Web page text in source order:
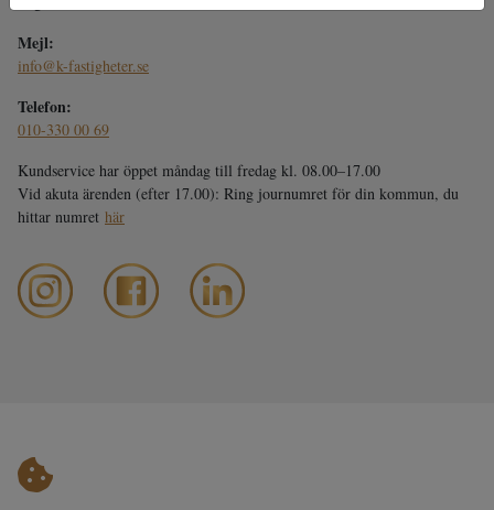
Mejl:
info@k-fastigheter.se
Telefon:
010-330 00 69
Kundservice har öppet måndag till fredag kl. 08.00–17.00
Vid akuta ärenden (efter 17.00): Ring journumret för din kommun, du
hittar numret här